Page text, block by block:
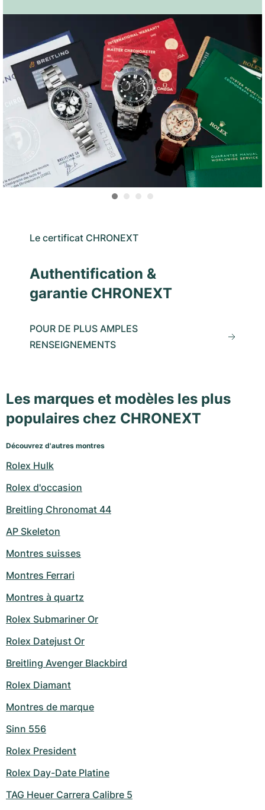
Le certificat CHRONEXT
Authentification &
garantie CHRONEXT
POUR DE PLUS AMPLES
RENSEIGNEMENTS
Les marques et modèles les plus
populaires chez CHRONEXT
Découvrez d'autres montres
Rolex Hulk
Rolex d'occasion
Breitling Chronomat 44
AP Skeleton
Montres suisses
Montres Ferrari
Montres à quartz
Rolex Submariner Or
Rolex Datejust Or
Breitling Avenger Blackbird
Rolex Diamant
Montres de marque
Sinn 556
Rolex President
Rolex Day-Date Platine
TAG Heuer Carrera Calibre 5